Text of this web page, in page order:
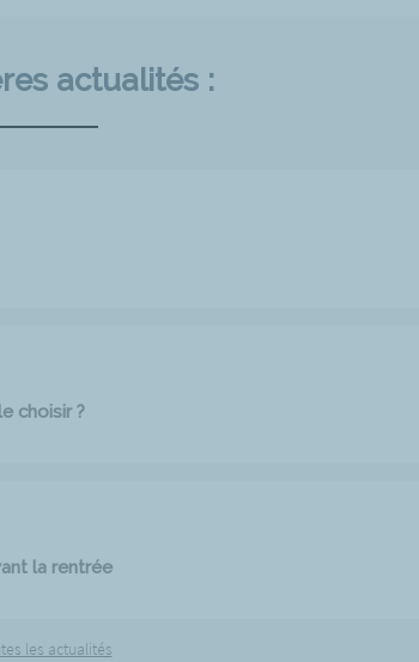
actualités :
choisir ?
la rentrée
les actualités